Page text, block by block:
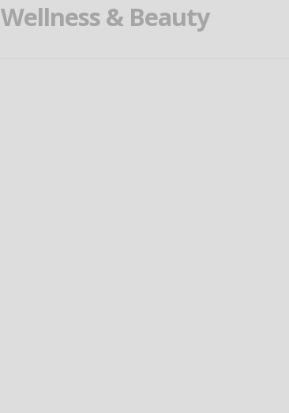
& Beauty